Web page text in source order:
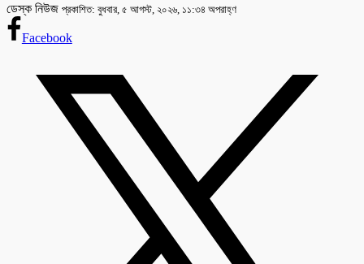
ডেস্ক নিউজ প্রকাশিত: বুধবার, ৫ আগস্ট, ২০২৬, ১১:৩৪ অপরাহ্ণ
Facebook